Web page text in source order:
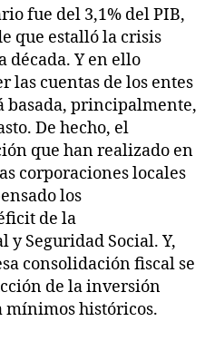
fue del 3,1% del PIB,
que estalló la crisis
década. Y en ello
las cuentas de los entes
basada, principalmente,
De hecho, el
que han realizado en
corporaciones locales
los
de la
Seguridad Social. Y,
consolidación fiscal se
de la inversión
mínimos históricos.